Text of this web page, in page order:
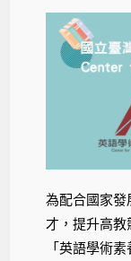
為配合國家發
才，提升高教
「英語學術